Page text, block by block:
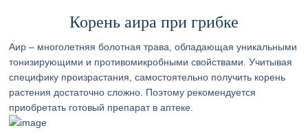
Корень аира при грибке
Аир – многолетняя болотная трава, обладающая уникальными
тонизирующими и противомикробными свойствами. Учитывая
специфику произрастания, самостоятельно получить корень
растения достаточно сложно. Поэтому рекомендуется
приобретать готовый препарат в аптеке.